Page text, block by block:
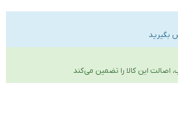
بگیرید
اصالت این کالا را تضمین می‌کند